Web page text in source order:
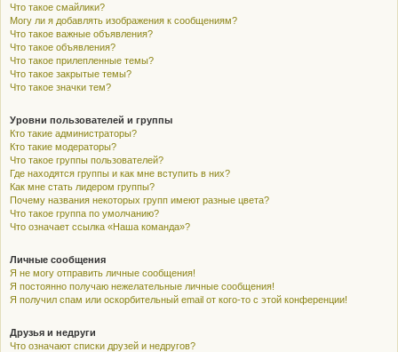
Что такое смайлики?
Могу ли я добавлять изображения к сообщениям?
Что такое важные объявления?
Что такое объявления?
Что такое прилепленные темы?
Что такое закрытые темы?
Что такое значки тем?
Уровни пользователей и группы
Кто такие администраторы?
Кто такие модераторы?
Что такое группы пользователей?
Где находятся группы и как мне вступить в них?
Как мне стать лидером группы?
Почему названия некоторых групп имеют разные цвета?
Что такое группа по умолчанию?
Что означает ссылка «Наша команда»?
Личные сообщения
Я не могу отправить личные сообщения!
Я постоянно получаю нежелательные личные сообщения!
Я получил спам или оскорбительный email от кого-то с этой конференции!
Друзья и недруги
Что означают списки друзей и недругов?